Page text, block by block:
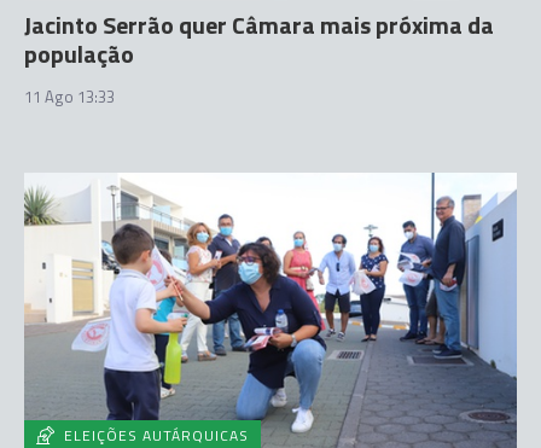
Jacinto Serrão quer Câmara mais próxima da
população
11 Ago 13:33
ELEIÇÕES AUTÁRQUICAS